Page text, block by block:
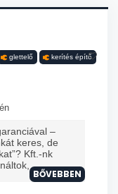
glettelő kerítés építő
–
keres, de
Kft.-nk
...
BŐVEBBEN